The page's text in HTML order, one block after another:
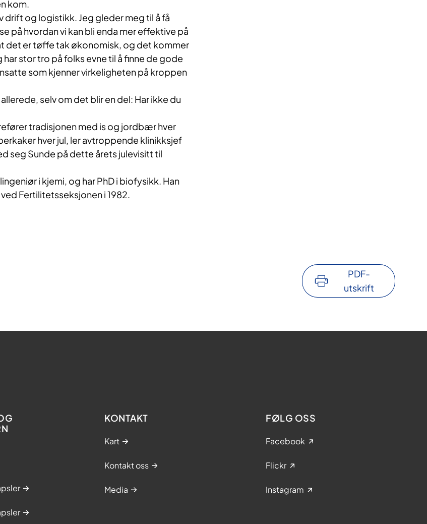
kom.
drift og logistikk. Jeg gleder meg til å få
på hvordan vi kan bli enda mer effektive på
det er tøffe tak økonomisk, og det kommer
stor tro på folks evne til å finne de gode
som kjenner virkeligheten på kroppen
selv om det blir en del: Har ikke du
tradisjonen med is og jordbær hver
hver jul, ler avtroppende klinikksjef
seg Sunde på dette årets julevisitt til
i kjemi, og har PhD i biofysikk. Han
Fertilitetsseksjonen i 1982.
PDF-
utskrift
KONTAKT
Kart
Kontakt oss
Media
FØLG OSS
Facebook
Flickr
Instagram